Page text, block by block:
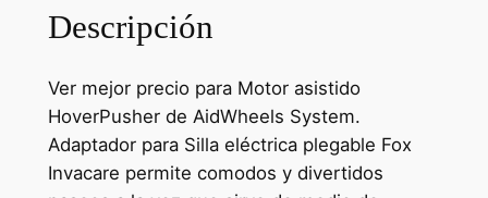
Descripción
Ver mejor precio para Motor asistido
HoverPusher de AidWheels System.
Adaptador para Silla eléctrica plegable Fox
Invacare permite comodos y divertidos